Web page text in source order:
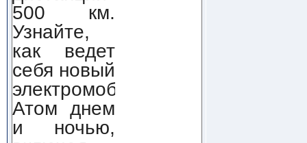
500 км.
Узнайте,
как ведет
себя новый
электромобиль
Атом днем
и ночью,